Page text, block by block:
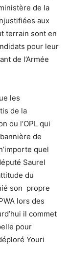
de la
aux
terrain sont en
pour leur
de l’Armée
les
de la
ou l’OPL qui
de
quel
Saurel
du
son propre
lors des
il commet
pour
Youri